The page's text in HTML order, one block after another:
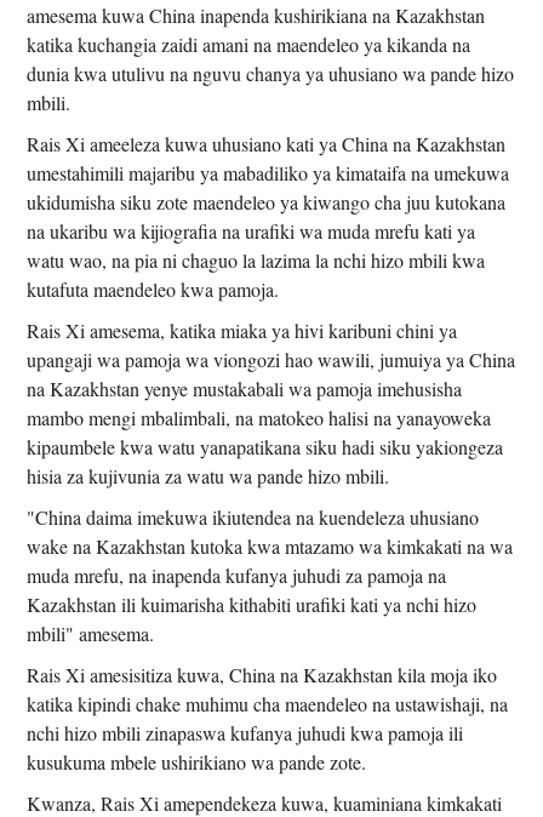
amesema kuwa China inapenda kushirikiana na Kazakhstan
katika kuchangia zaidi amani na maendeleo ya kikanda na
dunia kwa utulivu na nguvu chanya ya uhusiano wa pande hizo
mbili.
Rais Xi ameeleza kuwa uhusiano kati ya China na Kazakhstan
umestahimili majaribu ya mabadiliko ya kimataifa na umekuwa
ukidumisha siku zote maendeleo ya kiwango cha juu kutokana
na ukaribu wa kijiografia na urafiki wa muda mrefu kati ya
watu wao, na pia ni chaguo la lazima la nchi hizo mbili kwa
kutafuta maendeleo kwa pamoja.
Rais Xi amesema, katika miaka ya hivi karibuni chini ya
upangaji wa pamoja wa viongozi hao wawili, jumuiya ya China
na Kazakhstan yenye mustakabali wa pamoja imehusisha
mambo mengi mbalimbali, na matokeo halisi na yanayoweka
kipaumbele kwa watu yanapatikana siku hadi siku yakiongeza
hisia za kujivunia za watu wa pande hizo mbili.
"China daima imekuwa ikiutendea na kuendeleza uhusiano
wake na Kazakhstan kutoka kwa mtazamo wa kimkakati na wa
muda mrefu, na inapenda kufanya juhudi za pamoja na
Kazakhstan ili kuimarisha kithabiti urafiki kati ya nchi hizo
mbili" amesema.
Rais Xi amesisitiza kuwa, China na Kazakhstan kila moja iko
katika kipindi chake muhimu cha maendeleo na ustawishaji, na
nchi hizo mbili zinapaswa kufanya juhudi kwa pamoja ili
kusukuma mbele ushirikiano wa pande zote.
Kwanza, Rais Xi amependekeza kuwa, kuaminiana kimkakati